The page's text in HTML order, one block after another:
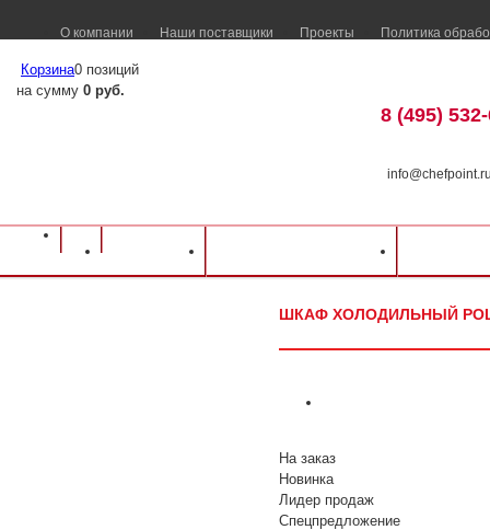
О компании Наши поставщики Проекты Политика
Корзина0 позиций
на сумму 0 руб.
8 (495)
Оборудование для ресторанов и кафе
ШКАФ ХОЛОДИЛЬНЫЙ
На заказ
Новинка
Лидер продаж
Спецпредложение